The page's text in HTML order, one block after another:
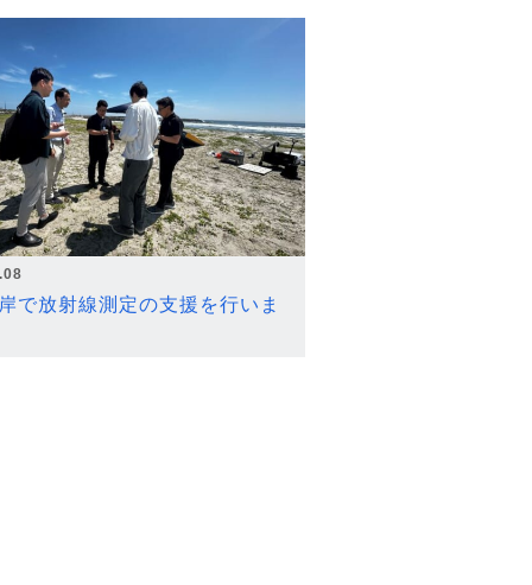
で放射線測定の支援を行いま